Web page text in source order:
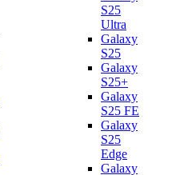
S25
Ultra
Galaxy
S25
Galaxy
S25+
Galaxy
S25 FE
Galaxy
S25
Edge
Galaxy